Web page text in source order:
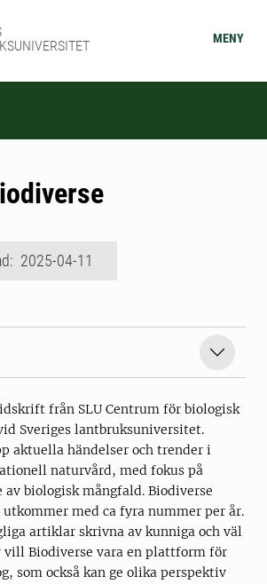
MENY
2025-04-11
från SLU Centrum för biologisk
Sveriges lantbruksuniversitet.
aktuella händelser och trender i
naturvård, med fokus på
biologisk mångfald. Biodiverse
utkommer med ca fyra nummer per år.
artiklar skrivna av kunniga och väl
Biodiverse vara en plattform för
som också kan ge olika perspektiv